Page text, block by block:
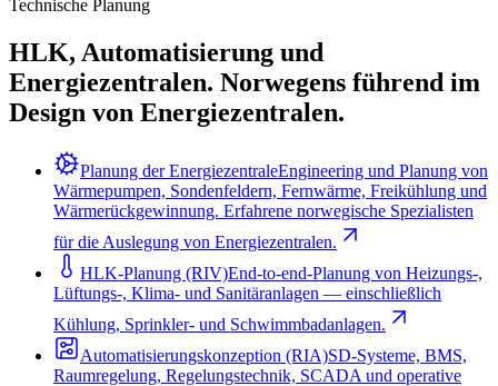
Technische Planung
HLK, Automatisierung und
Energiezentralen. Norwegens führend im
Design von Energiezentralen.
Planung der EnergiezentraleEngineering und Planung von
Wärmepumpen, Sondenfeldern, Fernwärme, Freikühlung und
Wärmerückgewinnung. Erfahrene norwegische Spezialisten
für die Auslegung von Energiezentralen.
HLK-Planung (RIV)End-to-end-Planung von Heizungs-,
Lüftungs-, Klima- und Sanitäranlagen — einschließlich
Kühlung, Sprinkler- und Schwimmbadanlagen.
Automatisierungskonzeption (RIA)SD-Systeme, BMS,
Raumregelung, Regelungstechnik, SCADA und operative